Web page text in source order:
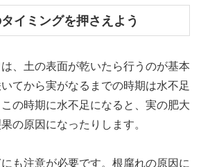
イミングを押さえよう
、土の表面が乾いたら行うのが基本
てから実がなるまでの時期は水不足
の時期に水不足になると、実の肥大
の原因になったりします。
も注意が必要です。根腐れの原因に